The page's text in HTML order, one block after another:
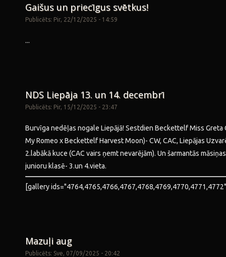
Gaišus un priecīgus svētkus!
Publicēts: Pir, 22/12/2025 - 14:59
...
NDS Liepāja 13. un 14. decembrī
Publicēts: Pir, 15/12/2025 - 23:47
Burvīga nedēļas nogale Liepājā! Sestdien Beckettelf Miss Greta
My Romeo x Beckettelf Harvest Moon)- CW, CAC, Liepājas
2.labākā kuce (CAC vairs ņemt nevarējām). Un šarmantās
junioru klasē- 3.un 4.vieta.
[gallery
Mazuļi aug
Publicēts: Sve, 07/09/2025 - 20:42